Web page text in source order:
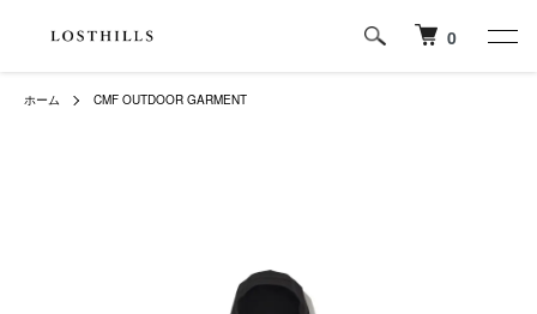
0
ホーム CMF OUTDOOR GARMENT